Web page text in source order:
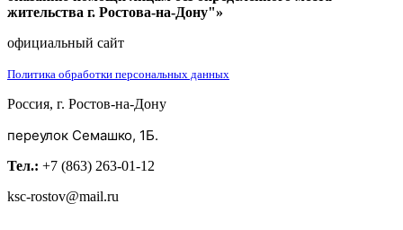
жительства г. Ростова-на-Дону"»
официальный сайт
Политика обработки персональных данных
Россия, г. Ростов-на-Дону
переулок Семашко, 1Б.
Тел.: +7 (863) 263-01-12
ksc-rostov@mail.ru